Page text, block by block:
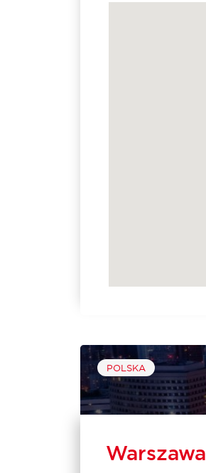
POLSKA
Warszawa